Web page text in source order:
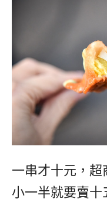
一串才十元，超
小一半就要賣